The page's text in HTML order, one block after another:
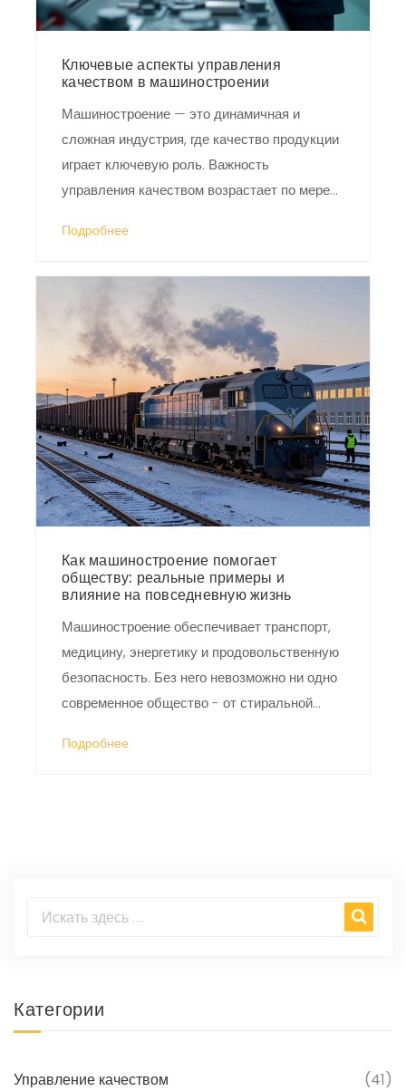
Ключевые аспекты управления
качеством в машиностроении
Машиностроение — это динамичная и
сложная индустрия, где качество продукции
играет ключевую роль. Важность
управления качеством возрастает по мере
клиентов. Управленцы должны обладать
успешного ведения бизнеса в этом секторе.
Выделенные в статье важные аспекты
помогут улучшить качество продукции и
повысить конкурентоспособность компании.
Подробнее
Как машиностроение помогает
обществу: реальные примеры и
влияние на повседневную жизнь
Машиностроение обеспечивает транспорт,
медицину, энергетику и продовольственную
безопасность. Без него невозможно ни одно
современное общество - от стиральной
Подробнее
Категории
Управление качеством (41)